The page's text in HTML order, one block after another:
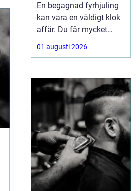
En begagnad fyrhjuling
kan vara en väldigt klok
affär. Du får mycket
funktion för pengarna
och slipper den största
ofta kommer direkt när
en maskin är ny.
Samtidigt kräver ett
andrahandsköp mer
eftertanke. Den som vill
köpa
01 augusti 2026